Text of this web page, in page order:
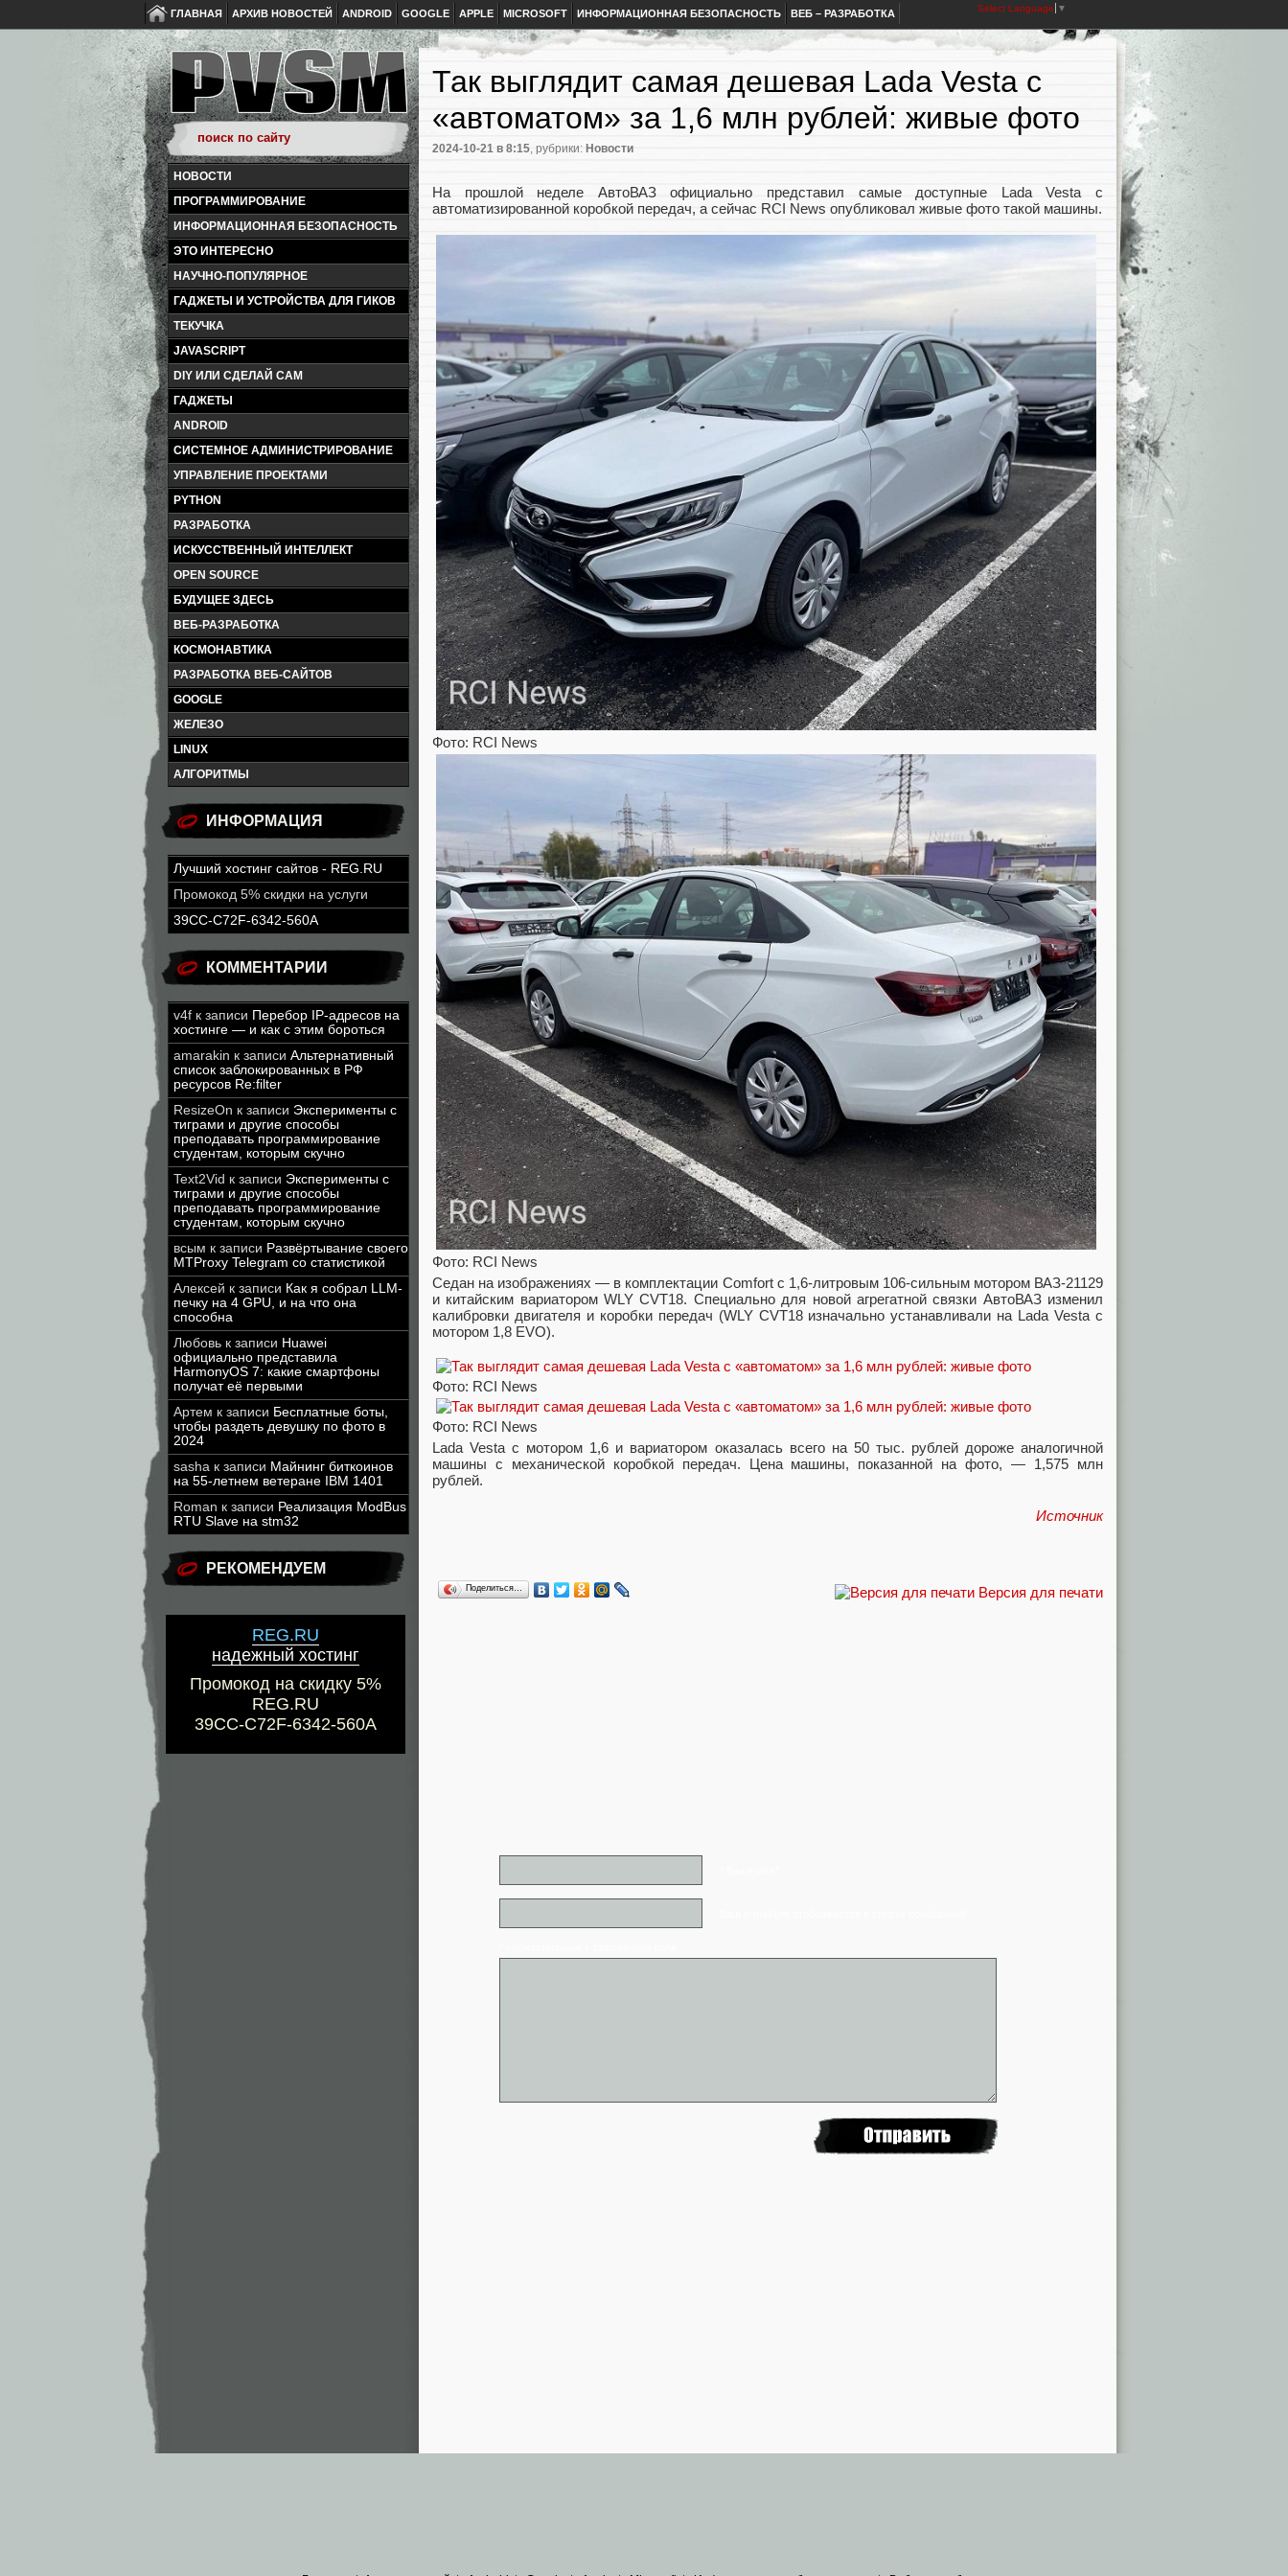
ГЛАВНАЯ АРХИВ НОВОСТЕЙ ANDROID GOOGLE APPLE MICROSOFT ИНФОРМАЦИОННАЯ БЕЗОПАСНОСТЬ ВЕБ – РАЗРАБОТКА Select Language ▼
НОВОСТИ
ПРОГРАММИРОВАНИЕ
ИНФОРМАЦИОННАЯ БЕЗОПАСНОСТЬ
ЭТО ИНТЕРЕСНО
НАУЧНО-ПОПУЛЯРНОЕ
ГАДЖЕТЫ И УСТРОЙСТВА ДЛЯ ГИКОВ
ТЕКУЧКА
JAVASCRIPT
DIY ИЛИ СДЕЛАЙ САМ
ГАДЖЕТЫ
ANDROID
СИСТЕМНОЕ АДМИНИСТРИРОВАНИЕ
УПРАВЛЕНИЕ ПРОЕКТАМИ
PYTHON
РАЗРАБОТКА
ИСКУССТВЕННЫЙ ИНТЕЛЛЕКТ
OPEN SOURCE
БУДУЩЕЕ ЗДЕСЬ
ВЕБ-РАЗРАБОТКА
КОСМОНАВТИКА
РАЗРАБОТКА ВЕБ-САЙТОВ
GOOGLE
ЖЕЛЕЗО
LINUX
АЛГОРИТМЫ
ИНФОРМАЦИЯ
Лучший хостинг сайтов - REG.RU
Промокод 5% скидки на услуги
39CC-C72F-6342-560A
КОММЕНТАРИИ
v4f к записи Перебор IP-адресов на
хостинге — и как с этим бороться
amarakin к записи Альтернативный
список заблокированных в РФ
ресурсов Re:filter
ResizeOn к записи Эксперименты с
тиграми и другие способы
преподавать программирование
студентам, которым скучно
Text2Vid к записи Эксперименты с
тиграми и другие способы
преподавать программирование
студентам, которым скучно
всым к записи Развёртывание своего
MTProxy Telegram со статистикой
Алексей к записи Как я собрал LLM-
печку на 4 GPU, и на что она
способна
Любовь к записи Huawei
официально представила
HarmonyOS 7: какие смартфоны
получат её первыми
Артем к записи Бесплатные боты,
чтобы раздеть девушку по фото в
2024
sasha к записи Майнинг биткоинов
на 55-летнем ветеране IBM 1401
Roman к записи Реализация ModBus
RTU Slave на stm32
РЕКОМЕНДУЕМ
REG.RU
надежный хостинг
Промокод на скидку 5%
REG.RU
39CC-C72F-6342-560A
Так выглядит самая дешевая Lada Vesta с
«автоматом» за 1,6 млн рублей: живые фото
2024-10-21 в 8:15, рубрики: Новости
На прошлой неделе АвтоВАЗ официально представил самые доступные Lada Vesta с
автоматизированной коробкой передач, а сейчас RCI News опубликовал живые фото такой машины.
Фото: RCI News
Фото: RCI News
Седан на изображениях — в комплектации Comfort с 1,6-литровым 106-сильным мотором ВАЗ-21129
и китайским вариатором WLY CVT18. Специально для новой агрегатной связки АвтоВАЗ изменил
калибровки двигателя и коробки передач (WLY CVT18 изначально устанавливали на Lada Vesta с
мотором 1,8 EVO).
Фото: RCI News
Фото: RCI News
Lada Vesta с мотором 1,6 и вариатором оказалась всего на 50 тыс. рублей дороже аналогичной
машины с механической коробкой передач. Цена машины, показанной на фото, — 1,575 млн
рублей.
Источник
Версия для печати
Поделиться…